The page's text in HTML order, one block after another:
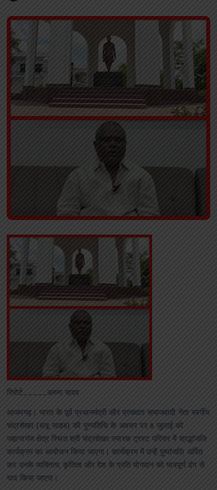
रिपोर्ट_____अरुण यादव
आजमगढ़। भारत के पूर्व प्रधानमंत्री और प्रख्यात समाजवादी नेता स्वर्गीय
चंद्रशेखर (बाबू साहब) की पुण्यतिथि के अवसर पर 8 जुलाई को
जहानागंज क्षेत्र स्थित श्री चंद्रशेखर स्मारक ट्रस्ट परिसर में श्रद्धांजलि
कार्यक्रम का आयोजन किया जाएगा। कार्यक्रम में उन्हें पुष्पांजलि अर्पित
कर उनके व्यक्तित्व, कृतित्व और देश के प्रति योगदान को भावपूर्ण ढंग से
याद किया जाएगा।